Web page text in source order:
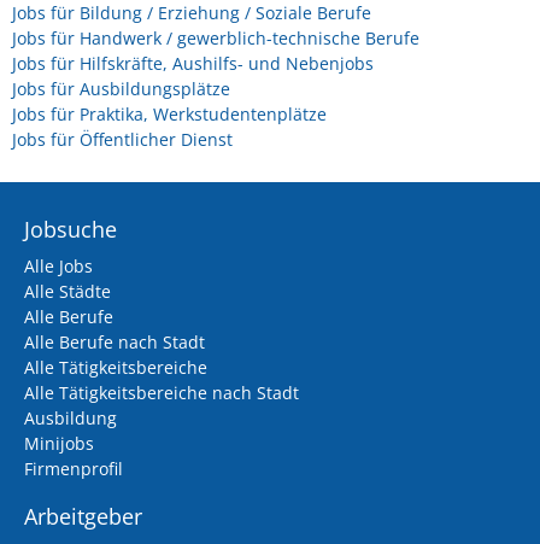
Jobs für Bildung / Erziehung / Soziale Berufe
Jobs für Handwerk / gewerblich-technische Berufe
Jobs für Hilfskräfte, Aushilfs- und Nebenjobs
Jobs für Ausbildungsplätze
Jobs für Praktika, Werkstudentenplätze
Jobs für Öffentlicher Dienst
Jobsuche
Alle Jobs
Alle Städte
Alle Berufe
Alle Berufe nach Stadt
Alle Tätigkeitsbereiche
Alle Tätigkeitsbereiche nach Stadt
Ausbildung
Minijobs
Firmenprofil
Arbeitgeber